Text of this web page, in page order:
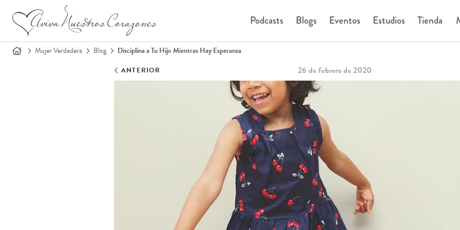
Podcasts Blogs Eventos Estudios Tienda
Mujer Verdadera Blog Disciplina a Tu Hijo Mientras Hay Esperanza
ANTERIOR 26 de febrero de 2020